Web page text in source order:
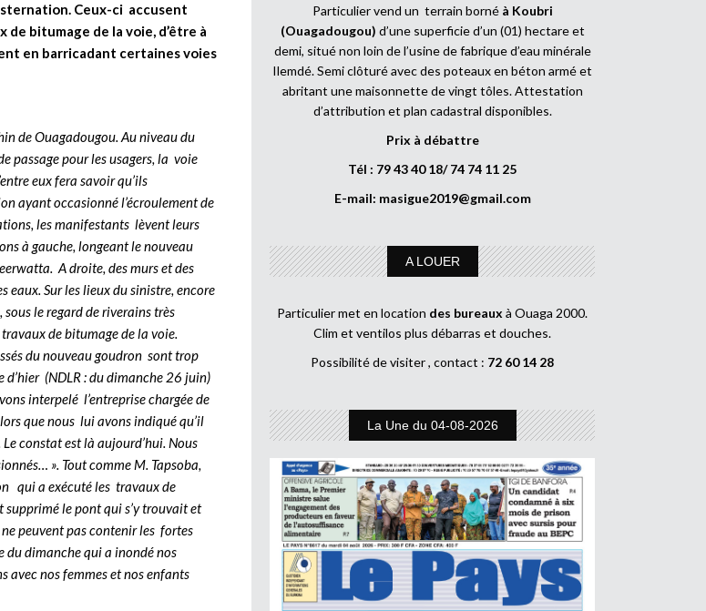
Ceux-ci accusent
bitumage de la voie, d’être à
en barricadant certaines voies
de Ouagadougou. Au niveau du
passage pour les usagers, la voie
eux fera savoir qu’ils
ayant occasionné l’écroulement de
les manifestants lèvent leurs
à gauche, longeant le nouveau
A droite, des murs et des
Sur les lieux du sinistre, encore
sous le regard de riverains très
de bitumage de la voie.
du nouveau goudron sont trop
(NDLR : du dimanche 26 juin)
interpelé l’entreprise chargée de
que nous lui avons indiqué qu’il
constat est là aujourd’hui. Nous
». Tout comme M. Tapsoba,
qui a exécuté les travaux de
le pont qui s’y trouvait et
peuvent pas contenir les fortes
du dimanche qui a inondé nos
avec nos femmes et nos enfants
Particulier vend un terrain borné à Koubri
(Ouagadougou) d’une superficie d’un (01) hectare et
demi, situé non loin de l’usine de fabrique d’eau minérale
Ilemdé. Semi clôturé avec des poteaux en béton armé et
abritant une maisonnette de vingt tôles. Attestation
d’attribution et plan cadastral disponibles.
Prix à débattre
Tél : 79 43 40 18/ 74 74 11 25
E-mail: masigue2019@gmail.com
A LOUER
Particulier met en location des bureaux à Ouaga 2000.
Clim et ventilos plus débarras et douches.
Possibilité de visiter , contact : 72 60 14 28
La Une du 04-08-2026